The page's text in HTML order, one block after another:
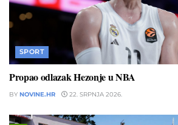
SPORT
Propao odlazak Hezonje u NBA
BY NOVINE.HR 22. SRPNJA 2026.